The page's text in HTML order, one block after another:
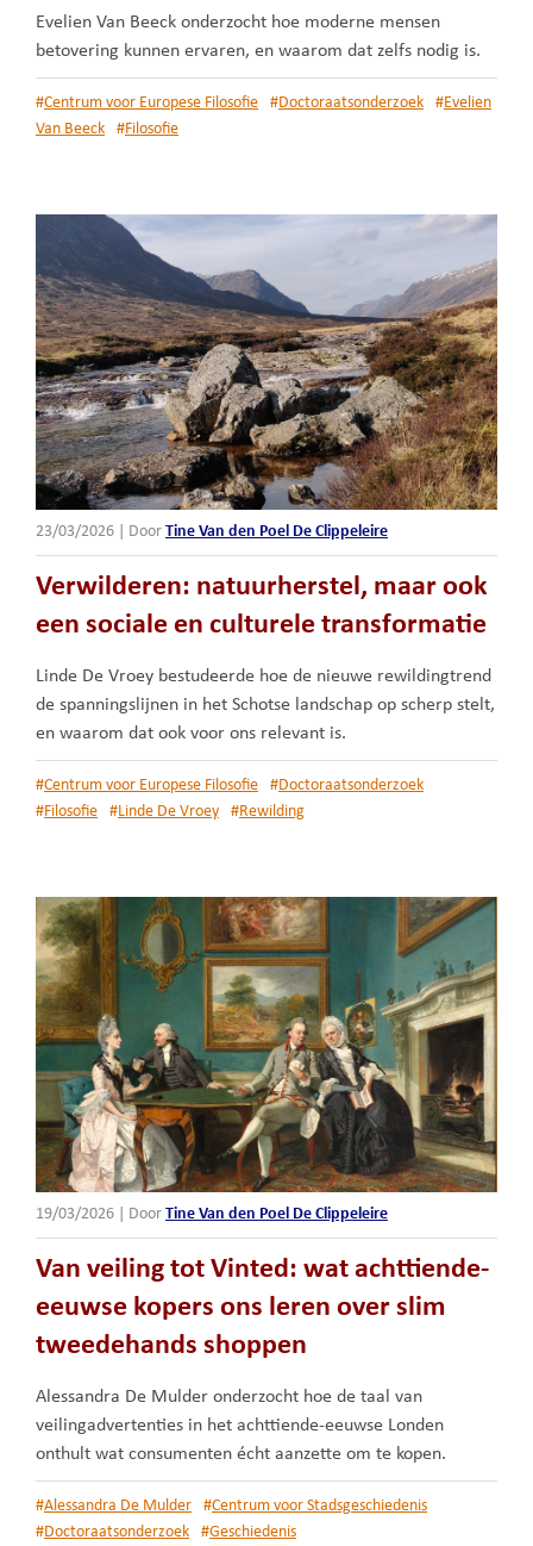
Evelien Van Beeck onderzocht hoe moderne mensen
betovering kunnen ervaren, en waarom dat zelfs nodig is.
#Centrum voor Europese Filosofie #Doctoraatsonderzoek #Evelien
Van Beeck
#Filosofie
23/03/2026 Door Tine Van den Poel De Clippeleire
Verwilderen: natuurherstel, maar ook
een sociale en culturele transformatie
Linde De Vroey bestudeerde hoe de nieuwe rewildingtrend
de spanningslijnen in het Schotse landschap op scherp stelt,
en waarom dat ook voor ons relevant is.
#Centrum voor Europese Filosofie #Doctoraatsonderzoek
#Filosofie #Linde De Vroey #Rewilding
19/03/2026 Door Tine Van den Poel De Clippeleire
Van veiling tot Vinted: wat achttiende-
eeuwse kopers ons leren over slim
tweedehands shoppen
Alessandra De Mulder onderzocht hoe de taal van
veilingadvertenties in het achttiende-eeuwse Londen
onthult wat consumenten écht aanzette om te kopen.
#Alessandra De Mulder #Centrum voor Stadsgeschiedenis
#Doctoraatsonderzoek #Geschiedenis